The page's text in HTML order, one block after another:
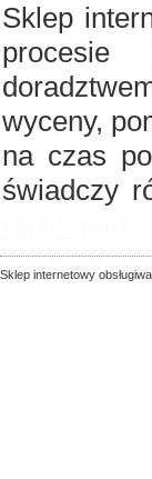
Sklep
procesie
wyceny,
na czas
świadczy
Sklep internetowy